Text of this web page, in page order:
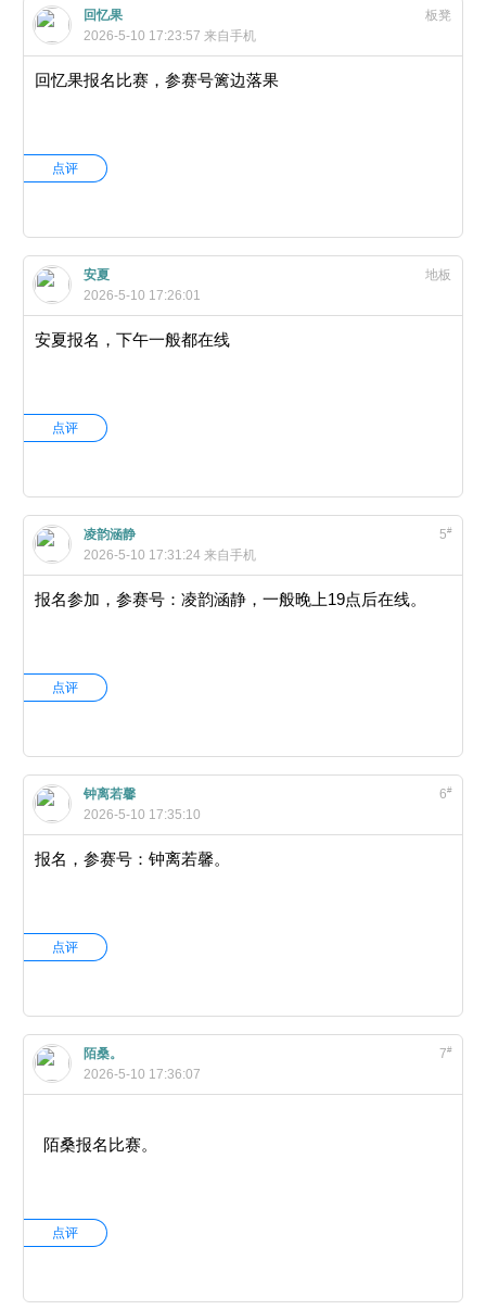
板凳
回忆果
2026-5-10 17:23:57来自手机
回忆果报名比赛，参赛号篱边落果
点评
地板
安夏
2026-5-10 17:26:01
安夏报名，下午一般都在线
点评
5#
凌韵涵静
2026-5-10 17:31:24来自手机
报名参加，参赛号：凌韵涵静，一般晚上19点后在线。
点评
6#
钟离若馨
2026-5-10 17:35:10
报名，参赛号：钟离若馨。
点评
7#
陌桑。
2026-5-10 17:36:07
陌桑报名比赛。
点评